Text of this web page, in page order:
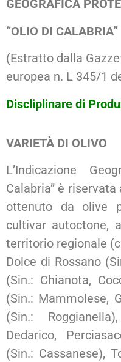
GEOGRAFICA
“OLIO DI CALABRIA”
(Estratto dalla
europea n. L 345/1
Discliplinare di
VARIETÀ DI OLIVO
L’Indicazione
Calabria” è
ottenuto da olive
cultivar autoctone,
territorio regionale
Dolce di Rossano
(Sin.: Chianota,
(Sin.: Mammolese,
(Sin.:
Dedarico,
(Sin.: Cassanese),